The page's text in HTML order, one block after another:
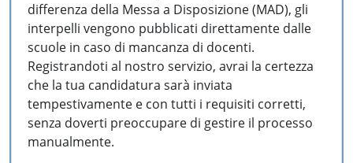
differenza della Messa a Disposizione (MAD), gli
interpelli vengono pubblicati direttamente dalle
scuole in caso di mancanza di docenti.
Registrandoti al nostro servizio, avrai la certezza
che la tua candidatura sarà inviata
tempestivamente e con tutti i requisiti corretti,
senza doverti preoccupare di gestire il processo
manualmente.